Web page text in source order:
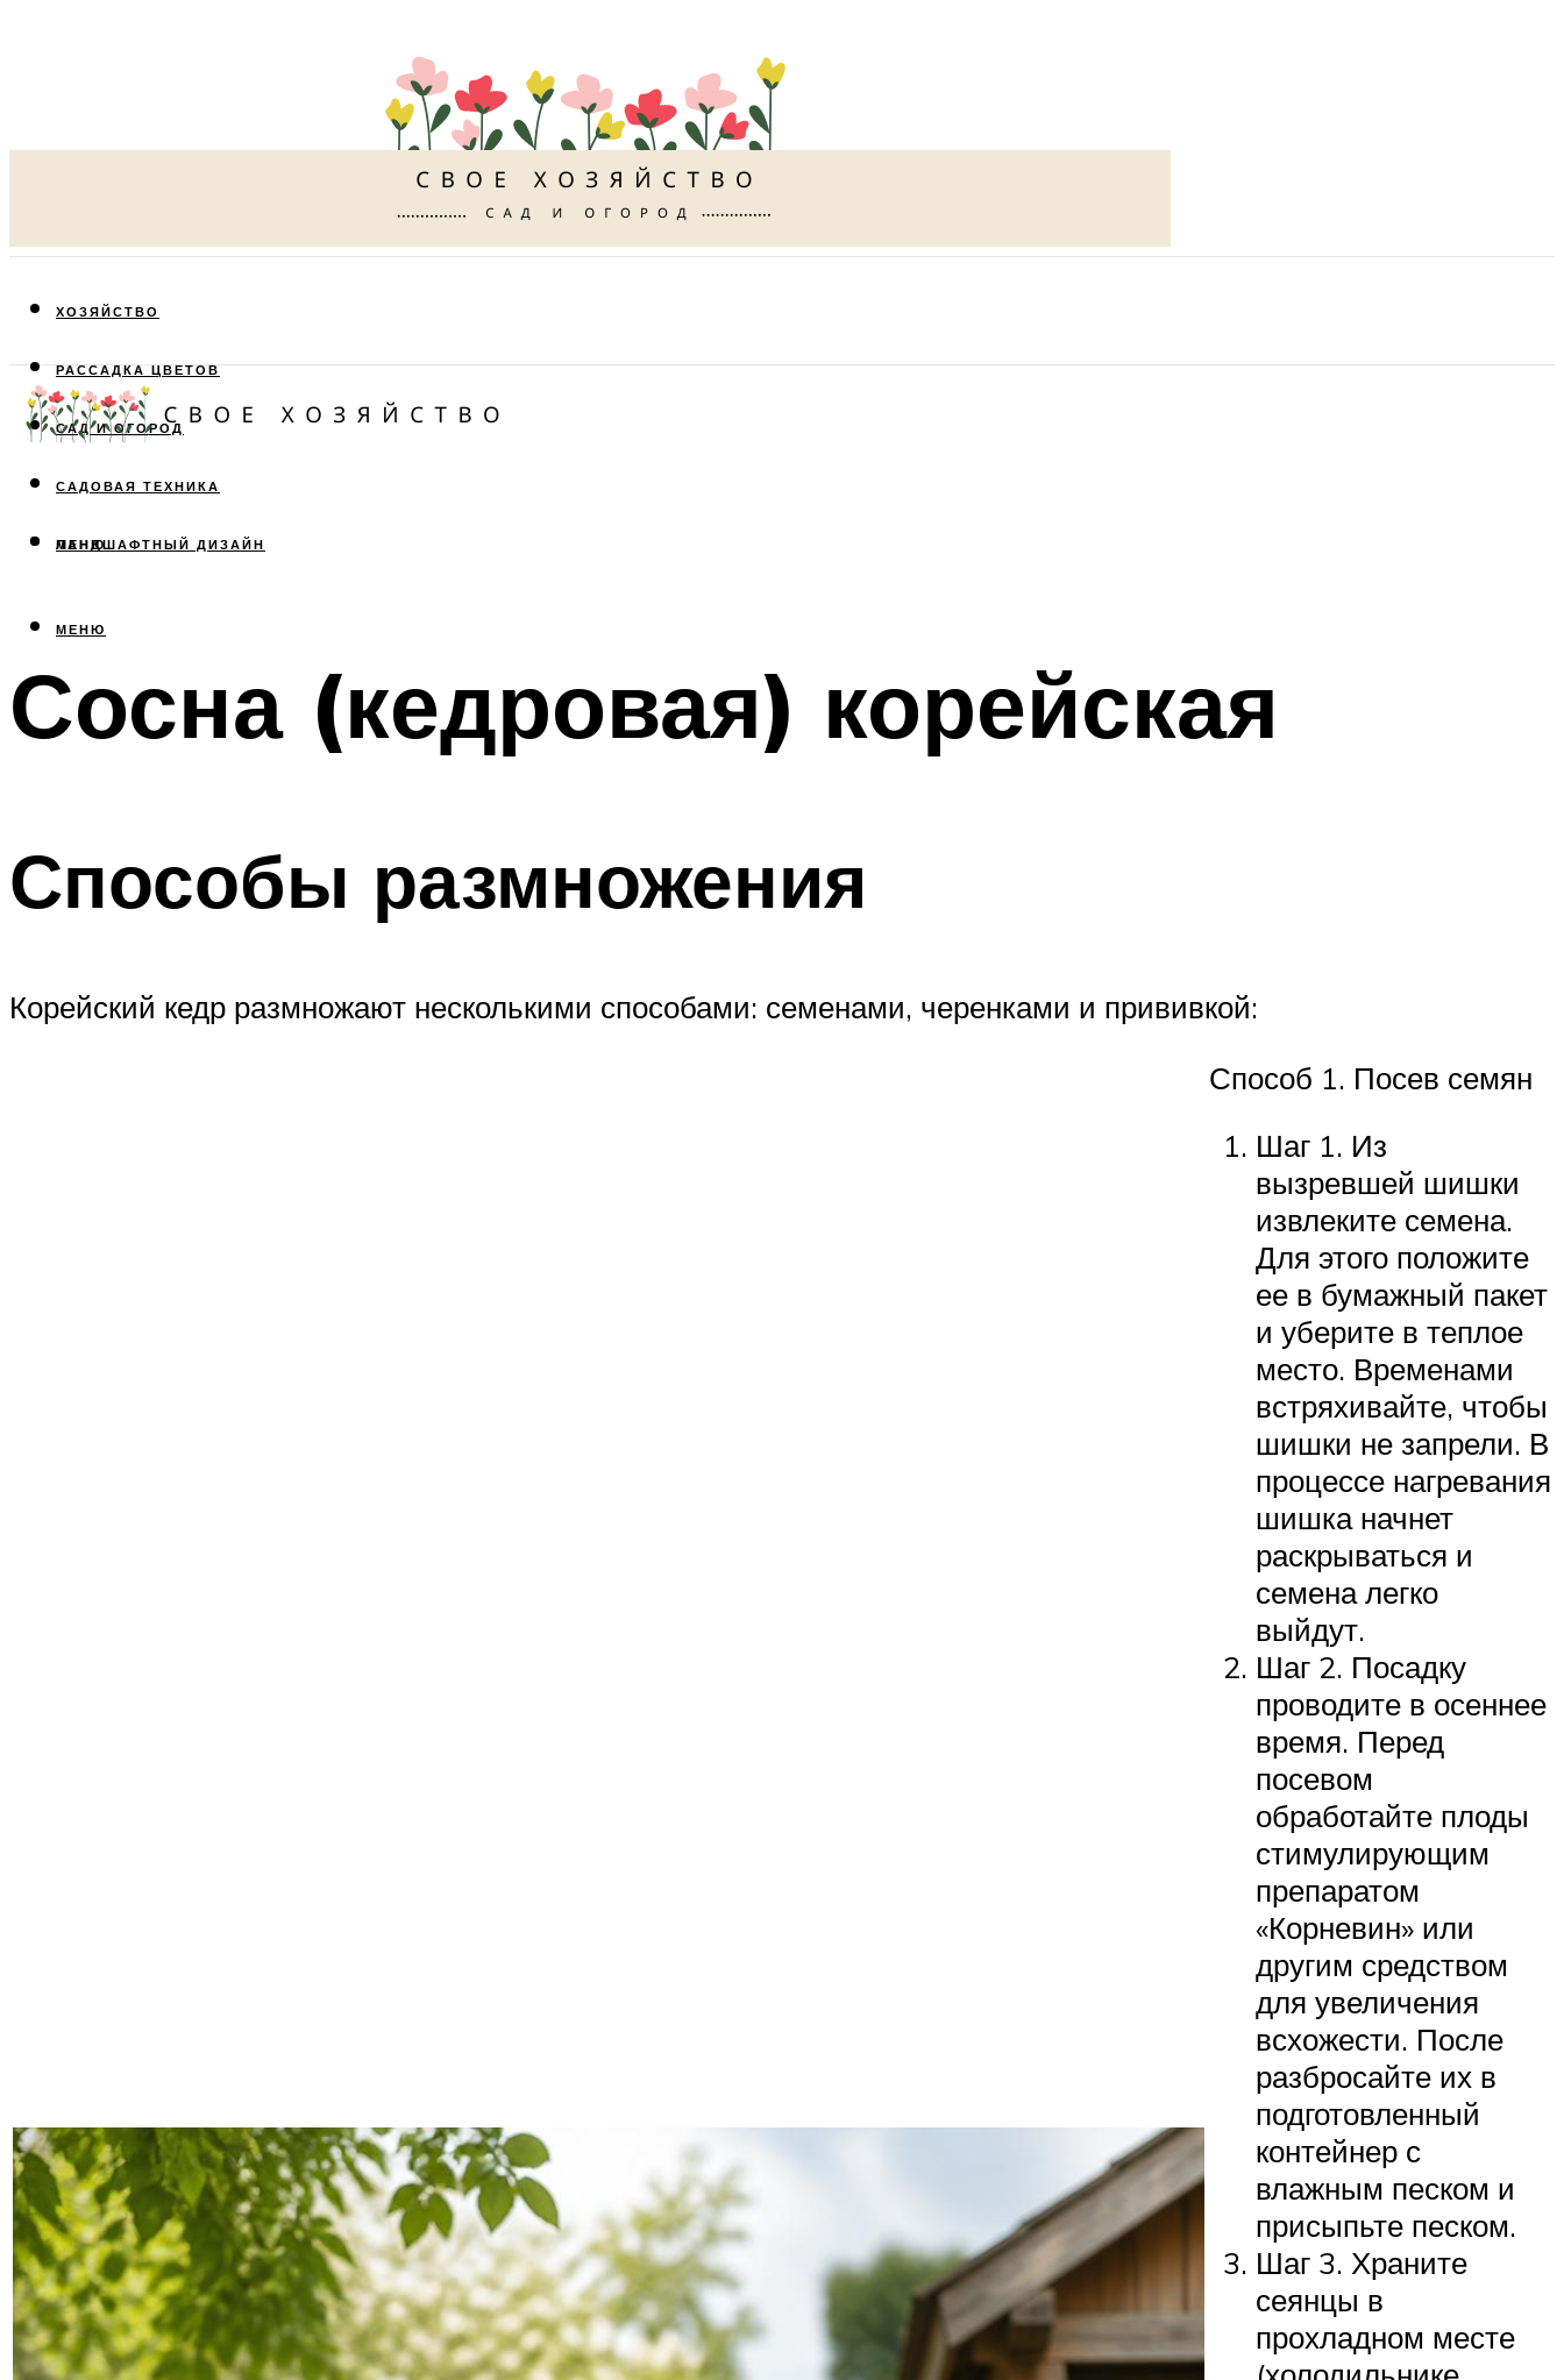
ХОЗЯЙСТВО
РАССАДКА ЦВЕТОВ
САД И ОГОРОД
САДОВАЯ ТЕХНИКА
ЛАНДШАФТНЫЙ ДИЗАЙН
МЕНЮ
МЕНЮ
Сосна (кедровая) корейская
Способы размножения
Корейский кедр размножают несколькими способами: семенами, черенками и прививкой:
Способ 1. Посев семян
Шаг 1. Из
вызревшей шишки
извлеките семена.
Для этого положите
ее в бумажный пакет
и уберите в теплое
место. Временами
встряхивайте, чтобы
шишки не запрели. В
процессе нагревания
шишка начнет
раскрываться и
семена легко
выйдут.
Шаг 2. Посадку
проводите в осеннее
время. Перед
посевом
обработайте плоды
стимулирующим
препаратом
«Корневин» или
другим средством
для увеличения
всхожести. После
разбросайте их в
подготовленный
контейнер с
влажным песком и
присыпьте песком.
Шаг 3. Храните
сеянцы в
прохладном месте